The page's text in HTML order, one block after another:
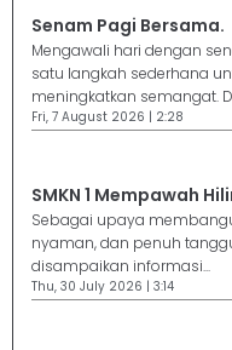
Senam Pagi Bersama.
Mengawali hari dengan
satu langkah sederhana
meningkatkan semangat.
Fri, 7 August 2026 | 2:28
SMKN 1 Mempawah
Sebagai upaya
nyaman, dan penuh
disampaikan informasi...
Thu, 30 July 2026 | 3:14